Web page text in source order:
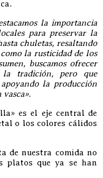
la importancia
para preservar la
chuletas, resaltando
la rusticidad de los
buscamos ofrecer
la tradición, pero que
la producción
es el eje central de
o los colores cálidos
de nuestra comida no
platos que ya se han